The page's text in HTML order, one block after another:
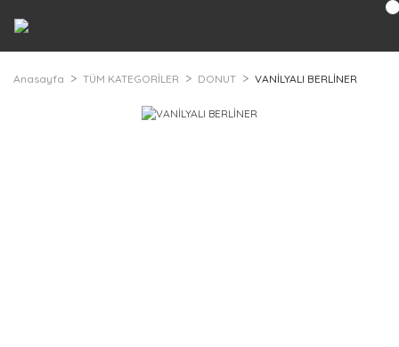
Anasayfa TÜM KATEGORİLER DONUT VANİLYALI BERLİNER